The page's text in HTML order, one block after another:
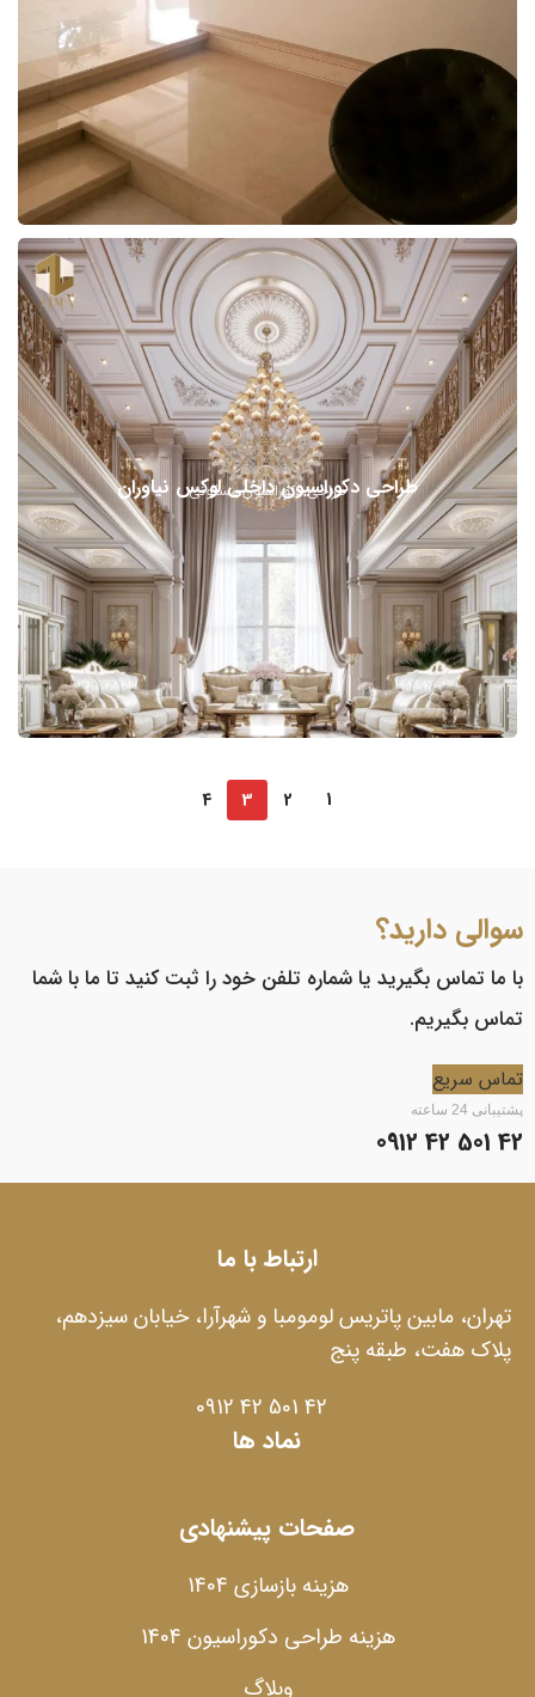
طراحی دکوراسیون مسکونی
طراحی دکوراسیون داخلی لوکس نیاوران
1
2
3
4
سوالی دارید؟
با ما تماس بگیرید یا شماره تلفن خود را ثبت کنید تا ما با شما
تماس بگیریم.
تماس سریع
پشتیبانی 24 ساعته
42 501 42 0912
ارتباط با ما
تهران، مابین پاتریس لومومبا و شهرآرا، خیابان سیزدهم،
پلاک هفت، طبقه پنج
42 501 42 0912
نماد ها
صفحات پیشنهادی
هزینه بازسازی 1404
هزینه طراحی دکوراسیون 1404
وبلاگ